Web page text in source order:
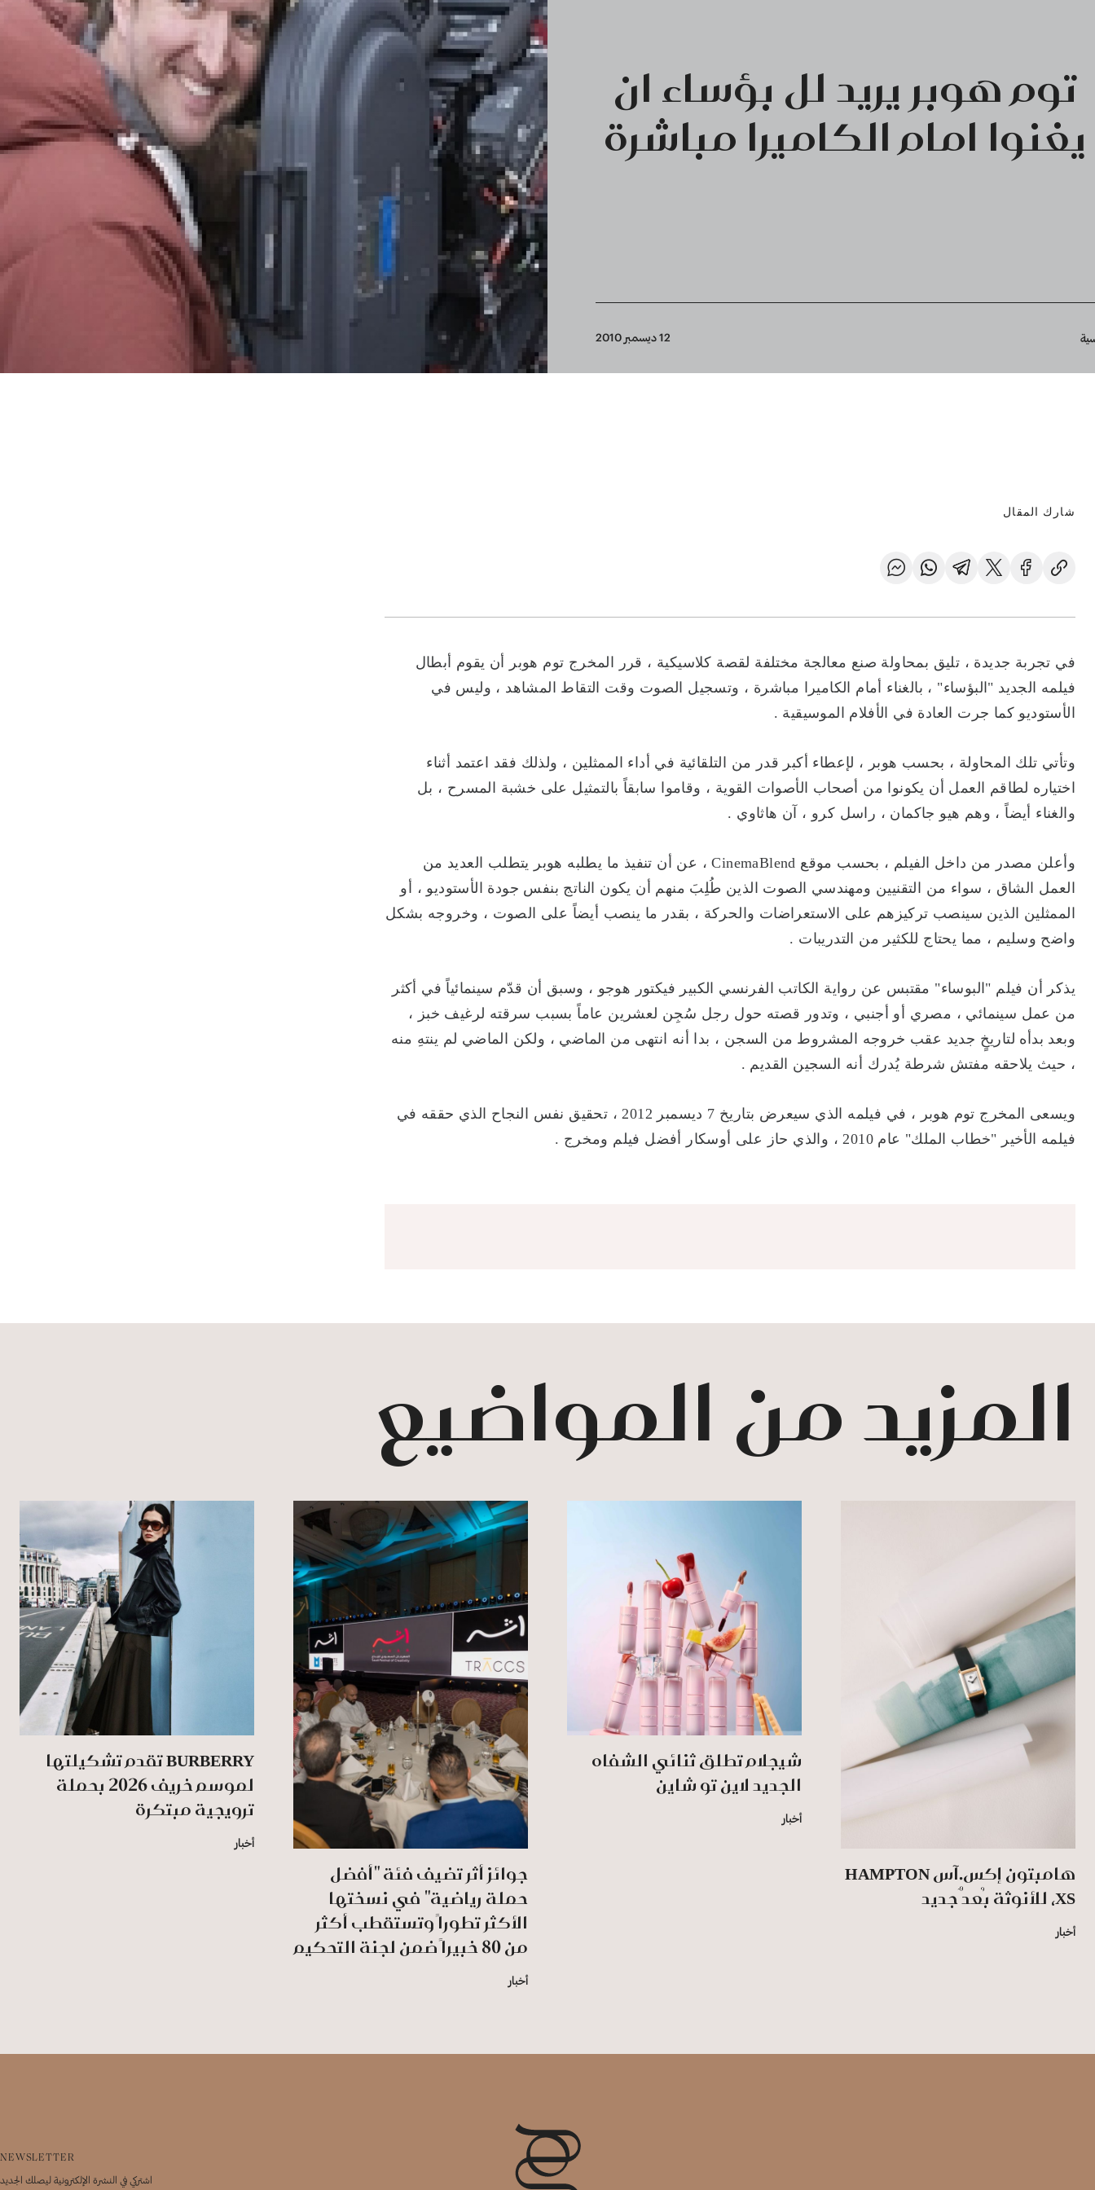
توم هوبر يريد لل بؤساء ان
يغنوا امام الكاميرا مباشرة
12 ديسمبر 2010
شارك المقال
في تجربة جديدة ، تليق بمحاولة صنع معالجة مختلفة لقصة كلاسيكية ، قرر المخرج توم هوبر أن يقوم أبطال
فيلمه الجديد "البؤساء" ، بالغناء أمام الكاميرا مباشرة ، وتسجيل الصوت وقت التقاط المشاهد ، وليس في
الأستوديو كما جرت العادة في الأفلام الموسيقية .
وتأتي تلك المحاولة ، بحسب هوبر ، لإعطاء أكبر قدر من التلقائية في أداء الممثلين ، ولذلك فقد اعتمد أثناء
اختياره لطاقم العمل أن يكونوا من أصحاب الأصوات القوية ، وقاموا سابقاً بالتمثيل على خشبة المسرح ، بل
والغناء أيضاً ، وهم هيو جاكمان ، راسل كرو ، آن هاثاوي .
وأعلن مصدر من داخل الفيلم ، بحسب موقع CinemaBlend ، عن أن تنفيذ ما يطلبه هوبر يتطلب العديد من
العمل الشاق ، سواء من التقنيين ومهندسي الصوت الذين طُلِبَ منهم أن يكون الناتج بنفس جودة الأستوديو ، أو
الممثلين الذين سينصب تركيزهم على الاستعراضات والحركة ، بقدر ما ينصب أيضاً على الصوت ، وخروجه بشكل
واضح وسليم ، مما يحتاج للكثير من التدريبات .
يذكر أن فيلم "البوساء" مقتبس عن رواية الكاتب الفرنسي الكبير فيكتور هوجو ، وسبق أن قدّم سينمائياً في أكثر
من عمل سينمائي ، مصري أو أجنبي ، وتدور قصته حول رجل سُجِن لعشرين عاماً بسبب سرقته لرغيف خبز ،
وبعد بدأه لتاريخٍ جديد عقب خروجه المشروط من السجن ، بدا أنه انتهى من الماضي ، ولكن الماضي لم ينتهِ منه
، حيث يلاحقه مفتش شرطة يُدرك أنه السجين القديم .
ويسعى المخرج توم هوبر ، في فيلمه الذي سيعرض بتاريخ 7 ديسمبر 2012 ، تحقيق نفس النجاح الذي حققه في
فيلمه الأخير "خطاب الملك" عام 2010 ، والذي حاز على أوسكار أفضل فيلم ومخرج .
المزيد من المواضيع
هامبتون إكس.آس HAMPTON
XS، للأنوثة بُعدٌ جديد
أخبار
شيجلام تطلق ثنائي الشفاه
الجديد لاين تو شاين
أخبار
جوائز أثر تضيف فئة "أفضل
حملة رياضية" في نسختها
الأكثر تطوراً وتستقطب أكثر
من 80 خبيراً ضمن لجنة التحكيم
أخبار
BURBERRY تقدم تشكيلتها
لموسم خريف 2026 بحملة
ترويجية مبتكرة
أخبار
NEWSLETTER
اشتركي في النشرة الإلكترونية ليصلك الجديد